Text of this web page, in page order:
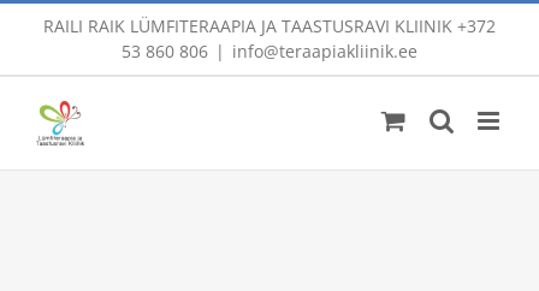
content
RAILI RAIK LÜMFITERAAPIA JA TAASTUSRAVI KLIINIK +372
53 860 806 | info@teraapiakliinik.ee